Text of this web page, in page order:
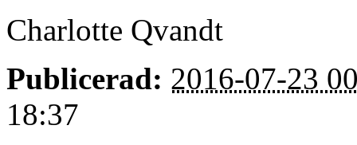
Charlotte Qvandt
Publicerad: 2016-07-23
18:37